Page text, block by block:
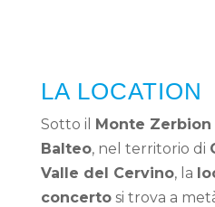
LA LOCATION
Sotto il Monte Zerbion
Balteo, nel territorio di
Valle del Cervino, la
concertosi trova a